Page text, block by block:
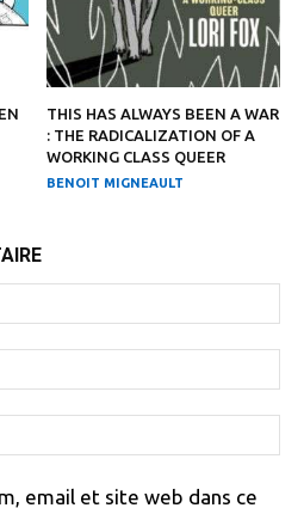
THIS HAS ALWAYS BEEN A WAR
: THE RADICALIZATION OF A
WORKING CLASS QUEER
BENOIT MIGNEAULT
:
:
:
email et site web dans ce